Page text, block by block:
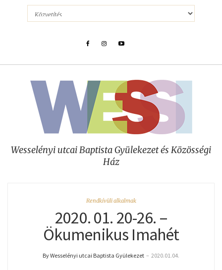
Wesselényi utcai Baptista Gyülekezet és Közösségi
Ház
Rendkívüli alkalmak
2020. 01. 20-26. –
Ökumenikus Imahét
By Wesselényi utcai Baptista Gyülekezet – 2020.01.04.